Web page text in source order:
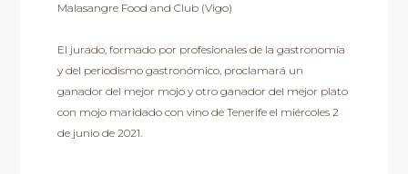
Malasangre Food and Club (Vigo)
El jurado, formado por profesionales de la gastronomía
y del periodismo gastronómico, proclamará un
ganador del mejor mojo y otro ganador del mejor plato
con mojo maridado con vino de Tenerife el miércoles 2
de junio de 2021.